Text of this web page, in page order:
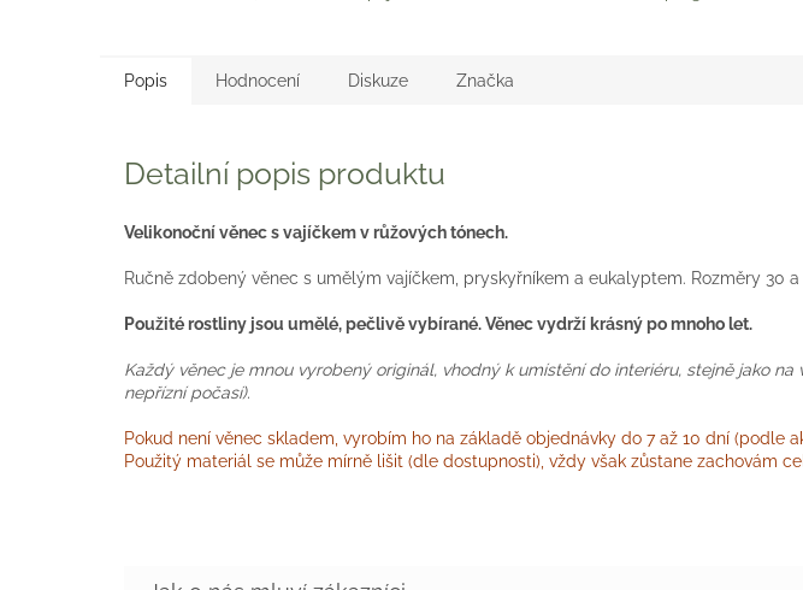
Popis Hodnocení Diskuze Značka
Detailní popis produktu
Velikonoční věnec s vajíčkem v růžových tónech.
Ručně zdobený věnec s umělým vajíčkem, pryskyřníkem a eukalyptem. Rozměry 30 a
Použité rostliny jsou umělé, pečlivě vybírané. Věnec vydrží krásný po mnoho let.
Každý věnec je mnou vyrobený originál, vhodný k umístění do interiéru, stejně jako na
nepřízní počasí).
Pokud není věnec skladem, vyrobím ho na základě objednávky do 7 až 10 dní (podle
Použitý materiál se může mírně lišit (dle dostupnosti), vždy však zůstane zachovám